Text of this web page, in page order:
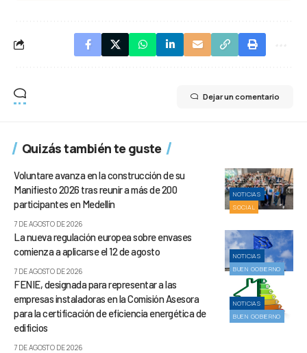
Dejar un comentario
Quizás también te guste
NOTICIAS
SOCIAL
Voluntare avanza en la construcción de su
Manifiesto 2026 tras reunir a más de 200
participantes en Medellín
7 DE AGOSTO DE 2026
NOTICIAS
BUEN GOBIERNO
La nueva regulación europea sobre envases
comienza a aplicarse el 12 de agosto
7 DE AGOSTO DE 2026
NOTICIAS
BUEN GOBIERNO
FENIE, designada para representar a las
empresas instaladoras en la Comisión Asesora
para la certificación de eficiencia energética de
edificios
7 DE AGOSTO DE 2026